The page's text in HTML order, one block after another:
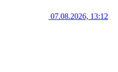
07.08.2026, 13:12